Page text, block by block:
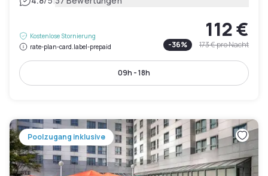
Kostenlose Stornierung
rate-plan-card.label-prepaid
112 €
-36% 173 €pro Nacht
09h - 18h
Poolzugang inklusive